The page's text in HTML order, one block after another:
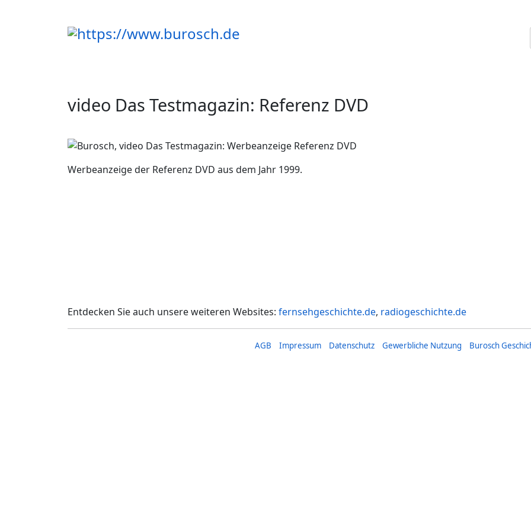
video Das Testmagazin: Referenz DVD
Werbeanzeige der Referenz DVD aus dem Jahr 1999.
Entdecken Sie auch unsere weiteren Websites: fernsehgeschichte.de, radiogeschichte.de
AGB Impressum Datenschutz Gewerbliche Nutzung Burosch